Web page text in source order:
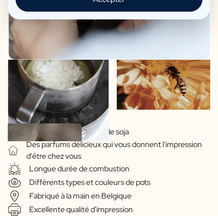
Cires végétales à base de soja
Des parfums délicieux qui vous donnent l'impression
d'être chez vous
Longue durée de combustion
Différents types et couleurs de pots
Fabriqué à la main en Belgique
Excellente qualité d'impression